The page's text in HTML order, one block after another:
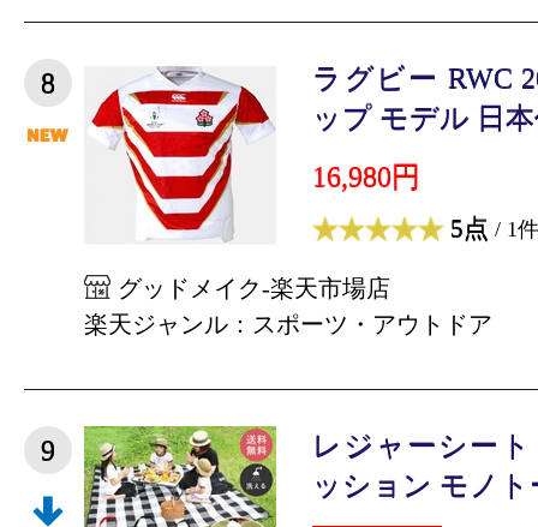
8
ラグビー RWC
ップ モデル 日
16,980円
5点 / 1件
グッドメイク-楽天市場店
楽天ジャンル：スポーツ・アウトドア
9
レジャーシー
ッション モノト